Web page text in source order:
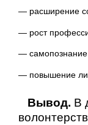
— расширение
— рост
— самопознание
— повышение
Вывод. В